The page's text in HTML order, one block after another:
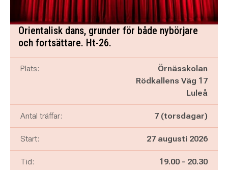
Orientalisk dans, grunder för både nybörjare
och fortsättare. Ht-26.
Plats:
Örnässkolan
Rödkallens Väg 17
Luleå
Antal träffar: 7 (torsdagar)
Start: 27 augusti 2026
Tid: Pågår mellan
19.00 - och
20.30